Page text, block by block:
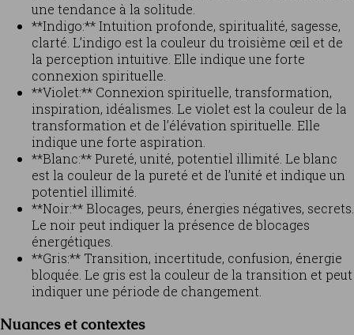
une tendance à la solitude.
**Indigo:** Intuition profonde, spiritualité, sagesse,
clarté. L’indigo est la couleur du troisième œil et de
la perception intuitive. Elle indique une forte
connexion spirituelle.
**Violet:** Connexion spirituelle, transformation,
inspiration, idéalismes. Le violet est la couleur de la
transformation et de l’élévation spirituelle. Elle
indique une forte aspiration.
**Blanc:** Pureté, unité, potentiel illimité. Le blanc
est la couleur de la pureté et de l’unité et indique un
potentiel illimité.
**Noir:** Blocages, peurs, énergies négatives, secrets.
Le noir peut indiquer la présence de blocages
énergétiques.
**Gris:** Transition, incertitude, confusion, énergie
bloquée. Le gris est la couleur de la transition et peut
indiquer une période de changement.
Nuances et contextes